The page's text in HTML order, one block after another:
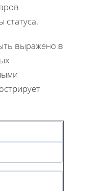
статуса.
выражено в